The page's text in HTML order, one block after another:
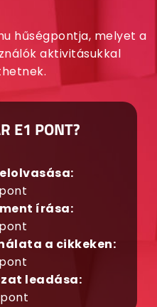
hűségpontja, melyet a
aktivitásukkal
E1 PONT?
írása:
a cikkeken:
leadása: